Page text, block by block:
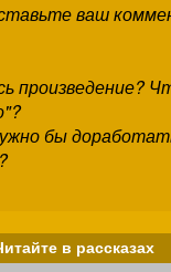
ваш
произведение?
бы
в рассказах